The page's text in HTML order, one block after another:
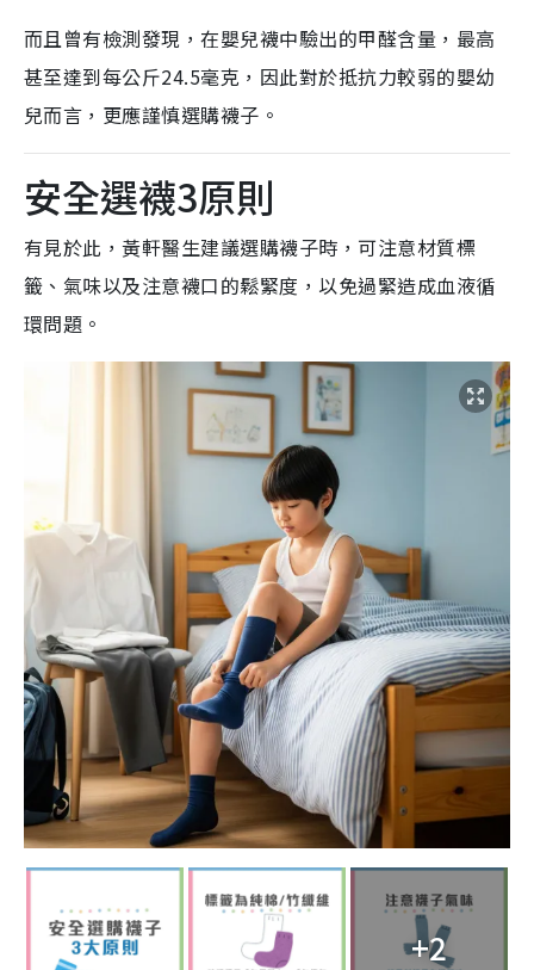
而且曾有檢測發現，在嬰兒襪中驗出的甲醛含量，最高
甚至達到每公斤24.5毫克，因此對於抵抗力較弱的嬰幼
兒而言，更應謹慎選購襪子。
安全選襪3原則
有見於此，黃軒醫生建議選購襪子時，可注意材質標
籤、氣味以及注意襪口的鬆緊度，以免過緊造成血液循
環問題。
+2